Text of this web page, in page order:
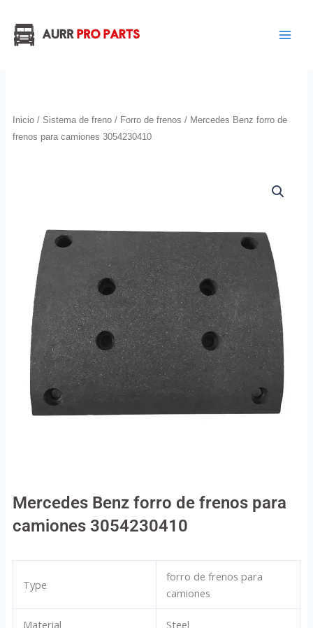
contenido
Inicio/ Sistema de freno/ Forro de frenos / Mercedes Benz forro de
frenos para camiones 3054230410
Mercedes Benz forro de frenos para
camiones 3054230410
Type
forro de frenos para
camiones
Material Steel